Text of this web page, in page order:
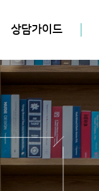
상담가이드